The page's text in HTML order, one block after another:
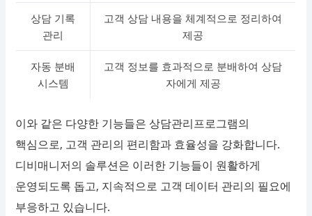
상담 기록
관리
고객 상담 내용을 체계적으로 정리하여
제공
자동 분배
시스템
고객 정보를 효과적으로 분배하여 상담
자에게 제공
이와 같은 다양한 기능들은 상담관리프로그램의
핵심으로, 고객 관리의 편리함과 효율성을 강화합니다.
디비매니저의 솔루션은 이러한 기능들이 원활하게
운영되도록 돕고, 지속적으로 고객 데이터 관리의 필요에
부응하고 있습니다.